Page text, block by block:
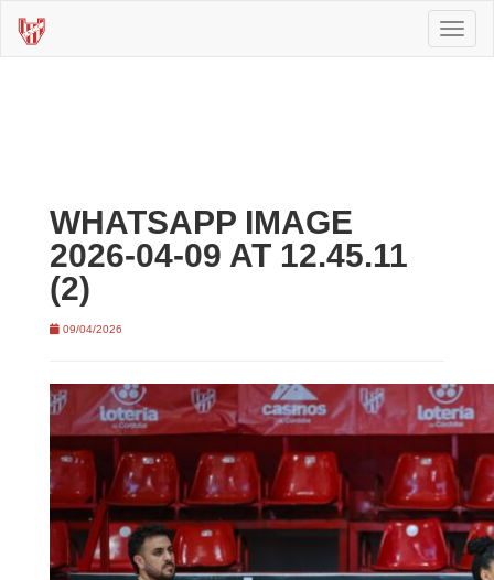
WHATSAPP IMAGE
2026-04-09 AT 12.45.11
(2)
09/04/2026